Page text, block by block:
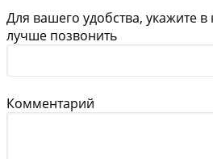
Для вашего удобства, укажите
лучше позвонить
Комментарий